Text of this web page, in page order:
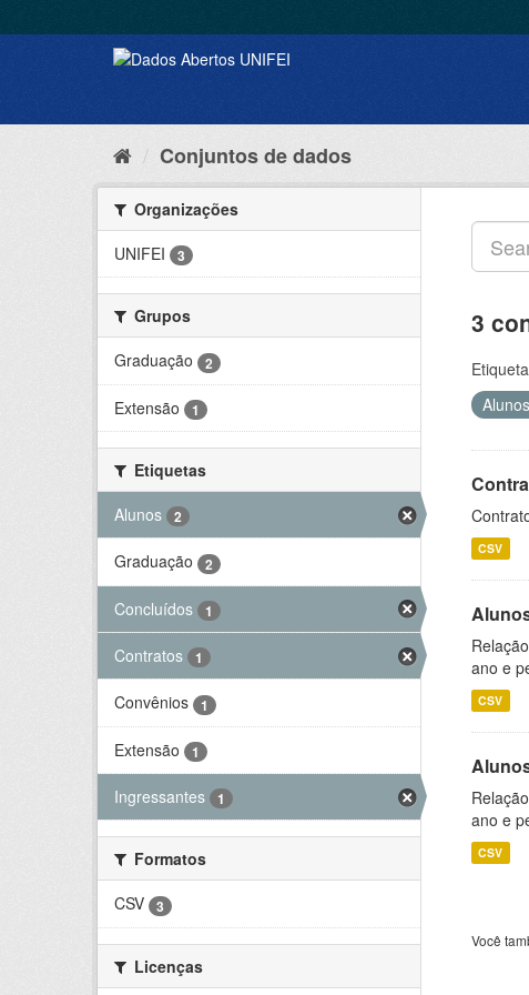
Conjuntos de dados
Organizações
UNIFEI
3
Grupos
Graduação
2
Extensão 1
Etiquetas
Alunos
2
Graduação 2
Concluídos 1
Contratos 1
Convênios 1
Extensão 1
Ingressantes 1
Formatos
CSV
3
Licenças
3
Alunos
CSV
ano e
CSV
ano e
CSV
Você